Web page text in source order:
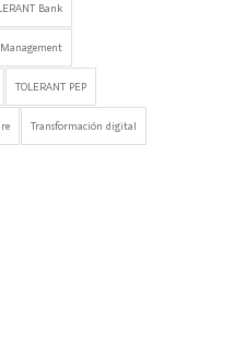
Bank
TOLERANT PEP
Transformación digital